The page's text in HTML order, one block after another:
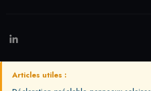
Articles utiles :